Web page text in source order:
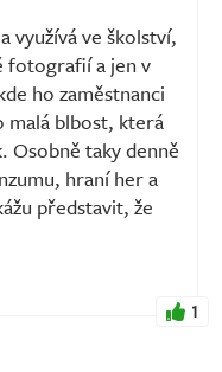
využívá ve školství,
fotografií a jen v
ho zaměstnanci
malá blbost, která
Osobně taky denně
hraní her a
představit, že
1